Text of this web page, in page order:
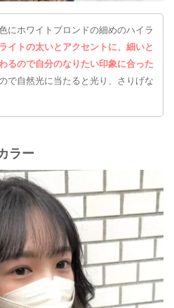
にホワイトブロンドの細めのハイラ
イトの太いとアクセントに、細いと
るので自分のなりたい印象に合った
で自然光に当たると光り、さりげな
ラー